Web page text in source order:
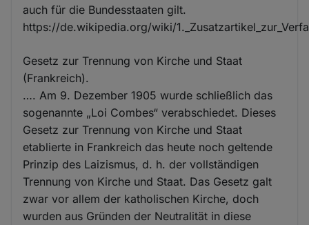
auch für die Bundesstaaten gilt.
https://de.wikipedia.org/wiki/
Gesetz zur Trennung von Kirche und Staat
(Frankreich).
…. Am 9. Dezember 1905 wurde schließlich das
sogenannte „Loi Combes“ verabschiedet. Dieses
Gesetz zur Trennung von Kirche und Staat
etablierte in Frankreich das heute noch geltende
Prinzip des Laizismus, d. h. der vollständigen
Trennung von Kirche und Staat. Das Gesetz galt
zwar vor allem der katholischen Kirche, doch
wurden aus Gründen der Neutralität in diese